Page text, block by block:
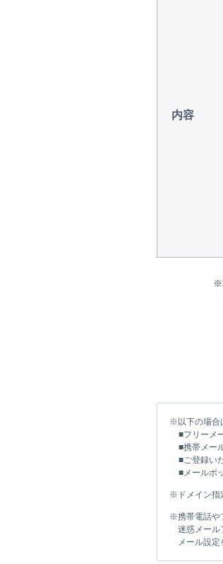
内容
※
※以下の場合
■フリーメ
■携帯メー
■ご登録い
■メールボ
※ドメイン指
※携帯電話や
迷惑メール
メール設定